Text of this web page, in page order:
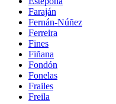
Faraján
Fernán-Núñez
Ferreira
Fines
Fiñana
Fondón
Fonelas
Frailes
Freila